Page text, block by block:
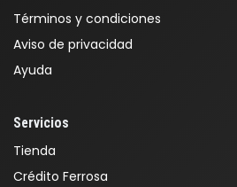
Términos y condiciones
Aviso de privacidad
Ayuda
Servicios
Tienda
Crédito Ferrosa